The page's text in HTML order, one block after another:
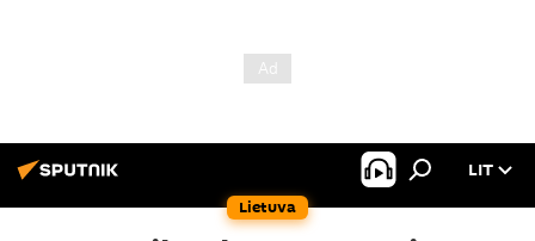
Lietuva
LIT